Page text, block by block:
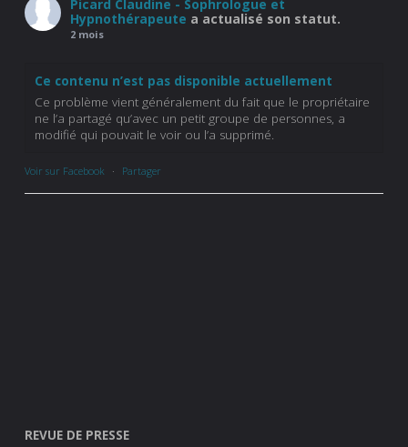
Picard Claudine - Sophrologue et
Hypnothérapeute a actualisé son statut.
2 mois
Ce contenu n’est pas disponible actuellement
Ce problème vient généralement du fait que le propriétaire
ne l’a partagé qu’avec un petit groupe de personnes, a
modifié qui pouvait le voir ou l’a supprimé.
Voir sur Facebook · Partager
REVUE DE PRESSE